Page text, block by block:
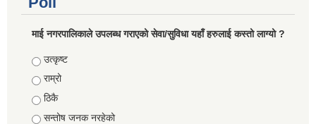
माई नगरपालिकाले उपलब्ध गराएको सेवा/सुविधा यहाँ हरुलाई कस्तो लाग्यो ?
Choices
उत्कृष्ट
राम्रो
ठिकै
सन्तोष जनक नरहेको